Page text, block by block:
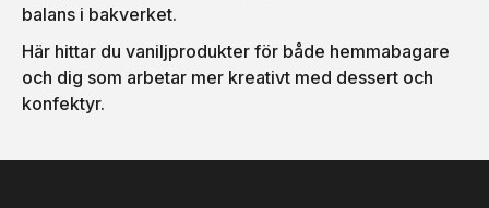
balans i bakverket.
Här hittar du vaniljprodukter för både hemmabagare
och dig som arbetar mer kreativt med dessert och
konfektyr.